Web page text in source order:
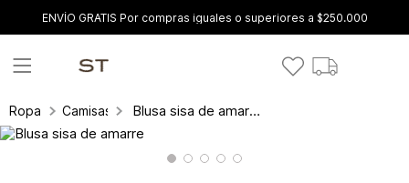
ENVÍO GRATIS Por compras iguales o superiores a $250.000
Ropa Camisas y blusas Blusa sisa de amarre